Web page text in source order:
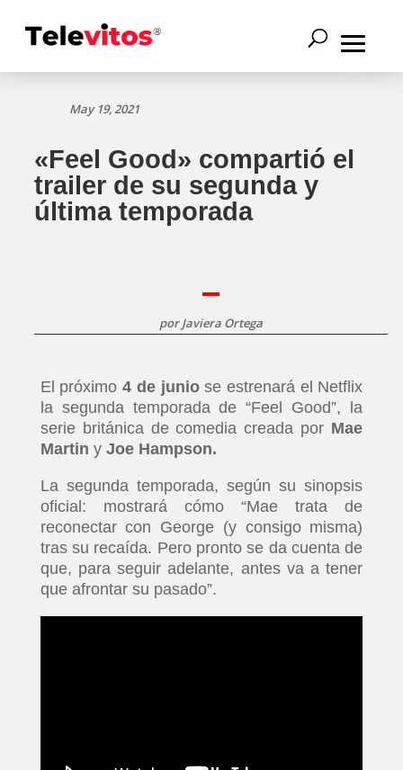
May 19, 2021
«Feel Good» compartió el
trailer de su segunda y
última temporada
porJaviera Ortega
El próximo4 de juniose estrenará el Netflix
la segunda temporada de “Feel Good”, la
serie británica de comedia creada por Mae
Martin yJoe Hampson.
La segunda temporada, según su sinopsis
oficial: mostrará cómo “Mae trata de
reconectar con George (y consigo misma)
tras su recaída. Pero pronto se da cuenta de
que, para seguir adelante, antes va a tener
que afrontar su pasado”.